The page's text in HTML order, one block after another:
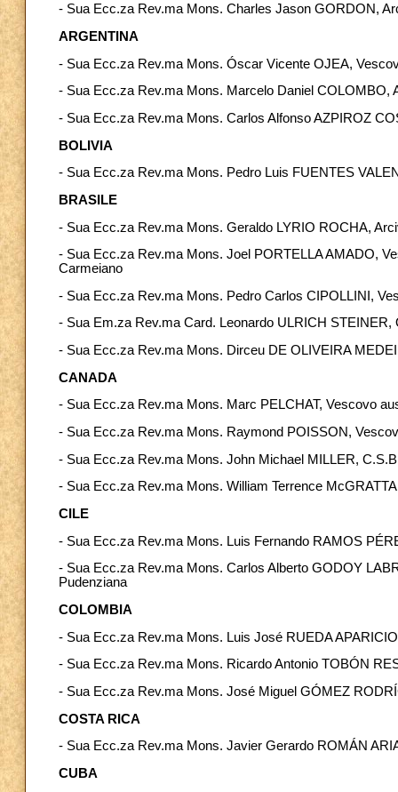
- Sua Ecc.za Rev.ma Mons. Charles Jason GORDON,
ARGENTINA
- Sua Ecc.za Rev.ma Mons. Óscar Vicente OJEA,
- Sua Ecc.za Rev.ma Mons. Marcelo Daniel COLOMBO,
- Sua Ecc.za Rev.ma Mons. Carlos Alfonso AZPIROZ
BOLIVIA
- Sua Ecc.za Rev.ma Mons. Pedro Luis FUENTES
BRASILE
- Sua Ecc.za Rev.ma Mons. Geraldo LYRIO ROCHA,
- Sua Ecc.za Rev.ma Mons. Joel PORTELLA AMADO,
Carmeiano
- Sua Ecc.za Rev.ma Mons. Pedro Carlos CIPOLLINI,
- Sua Em.za Rev.ma Card. Leonardo ULRICH STEINER,
- Sua Ecc.za Rev.ma Mons. Dirceu DE OLIVEIRA
CANADA
- Sua Ecc.za Rev.ma Mons. Marc PELCHAT, Vescovo
- Sua Ecc.za Rev.ma Mons. Raymond POISSON,
- Sua Ecc.za Rev.ma Mons. John Michael MILLER,
- Sua Ecc.za Rev.ma Mons. William Terrence
CILE
- Sua Ecc.za Rev.ma Mons. Luis Fernando RAMOS
- Sua Ecc.za Rev.ma Mons. Carlos Alberto GODOY
Pudenziana
COLOMBIA
- Sua Ecc.za Rev.ma Mons. Luis José RUEDA
- Sua Ecc.za Rev.ma Mons. Ricardo Antonio TOBÓN
- Sua Ecc.za Rev.ma Mons. José Miguel GÓMEZ
COSTA RICA
- Sua Ecc.za Rev.ma Mons. Javier Gerardo ROMÁN
CUBA